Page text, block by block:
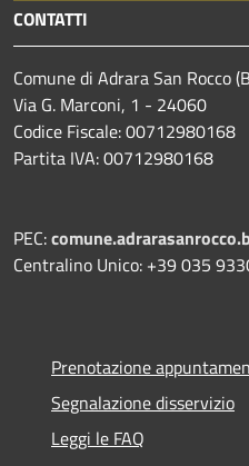
CONTATTI
Comune di Adrara San Rocco
Via G. Marconi, 1 - 24060
Codice Fiscale: 00712980168
Partita IVA: 00712980168
PEC:
Centralino Unico: +39 035
Prenotazione
Segnalazione disservizio
Leggi le FAQ